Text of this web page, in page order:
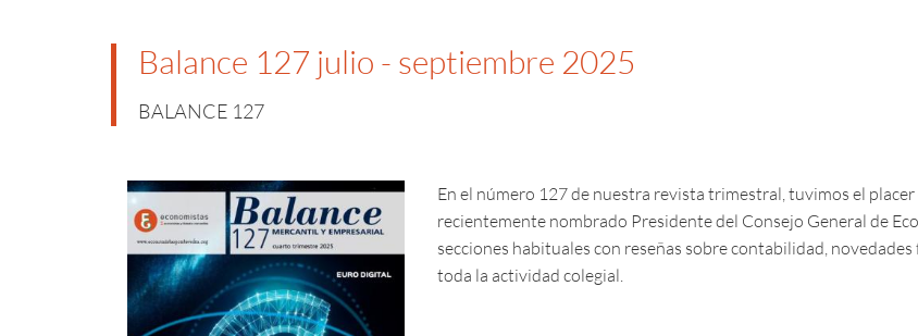
Balance 127 julio - septiembre 2025
BALANCE 127
En el número 127 de nuestra revista trimestral, tuvimos el
recientemente nombrado Presidente del Consejo General de
secciones habituales con reseñas sobre contabilidad,
toda la actividad colegial.